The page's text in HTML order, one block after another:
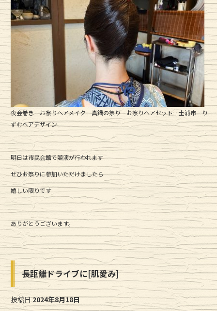
夜会巻き お祭りヘアメイク 真鍋の祭り お祭りヘアセット 土浦市 り
ずむヘアデザイン
明日は市民会館で競演が行われます
ぜひお祭りに参加いただけましたら
嬉しい限りです
ありがとうございます。
長距離ドライブに[肌愛み]
投稿日2024年8月18日